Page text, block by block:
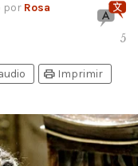
por Rosa
5
print Imprimir